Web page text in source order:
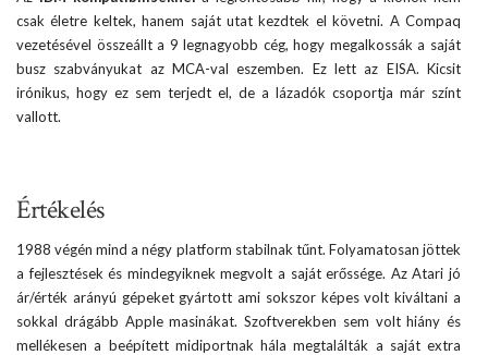
csak életre keltek, hanem saját utat kezdtek el követni. A Compaq
vezetésével összeállt a 9 legnagyobb cég, hogy megalkossák a saját
busz szabványukat az MCA-val eszemben. Ez lett az EISA. Kicsit
irónikus, hogy ez sem terjedt el, de a lázadók csoportja már színt
vallott.
Értékelés
1988 végén mind a négy platform stabilnak tűnt. Folyamatosan jöttek
a fejlesztések és mindegyiknek megvolt a saját erőssége. Az Atari jó
ár/érték arányú gépeket gyártott ami sokszor képes volt kiváltani a
sokkal drágább Apple masinákat. Szoftverekben sem volt hiány és
mellékesen a beépített midiportnak hála megtalálták a saját extra